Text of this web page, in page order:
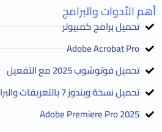
أهم الأدوات والبرامج
تحميل برامج كمبيوتر
Adobe Acrobat Pro
تحميل فوتوشوب 2025 مع التفعيل
تحميل نسخة ويندوز 7 بالتعريفات والبرامج 2025
Adobe Premiere Pro 2025